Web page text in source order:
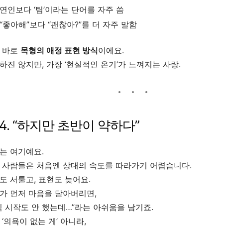
연인보다 ‘팀’이라는 단어를 자주 씀
“좋아해”보다 “괜찮아?”를 더 자주 말함
로 목형의 애정 표현 방식이에요.
진 않지만, 가장 ‘현실적인 온기’가 느껴지는 사랑.
“하지만 초반이 약하다”
여기예요.
사람들은 처음엔 상대의 속도를 따라가기 어렵습니다.
서툴고, 표현도 늦어요.
먼저 마음을 닫아버리면,
시작도 안 했는데…”라는 아쉬움을 남기죠.
의욕이 없는 게’ 아니라,